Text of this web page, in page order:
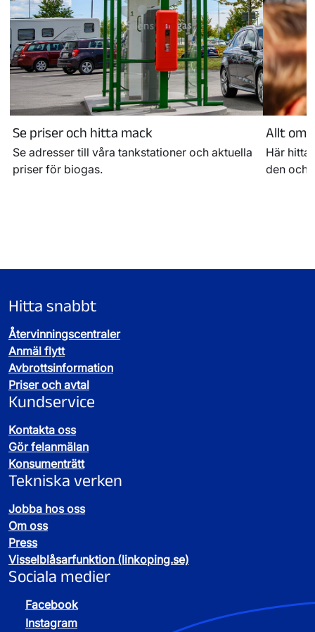
Se priser och hitta mack
Se adresser till våra tankstationer och aktuella
priser för biogas.
Allt om
Här
den och
Hitta snabbt
Återvinningscentraler
Anmäl flytt
Avbrottsinformation
Priser och avtal
Kundservice
Kontakta oss
Gör felanmälan
Konsumenträtt
Tekniska verken
Jobba hos oss
Om oss
Press
Visselblåsarfunktion (linkoping.se)
Sociala medier
Facebook
Instagram